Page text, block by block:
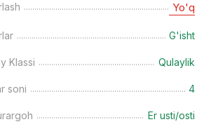
Yo'q
G'isht
Klassi Qulaylik
soni 4
Er usti/osti